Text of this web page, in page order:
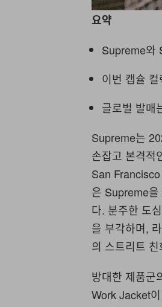
Supreme
요약
Supreme와
이번 캡슐
글로벌 발매
Supreme는
손잡고 본격적
San
은 Supreme을
다. 분주한 도
을 부각하며,
의 스트리트
방대한 제품군
Work Jacket